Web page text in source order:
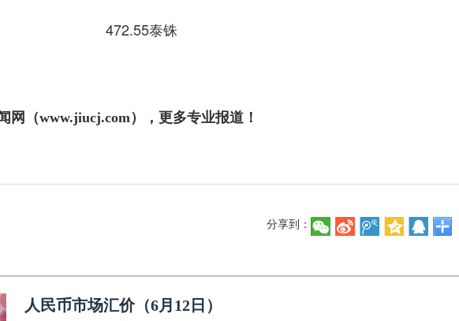
472.55泰铢
网（www.jiucj.com），更多专业报道！
分享到：
人民币市场汇价（6月12日）